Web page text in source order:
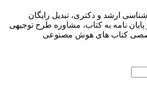
ارشد و دکتری، تبدیل رایگان
نامه به کتاب، مشاوره طرح توجیهی
کتاب های هوش مصنوعی